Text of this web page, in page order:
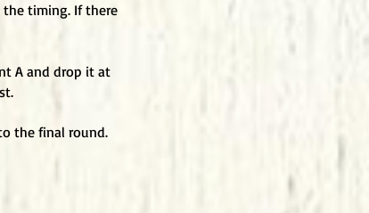
timing. If there
A and drop it at
the final round.